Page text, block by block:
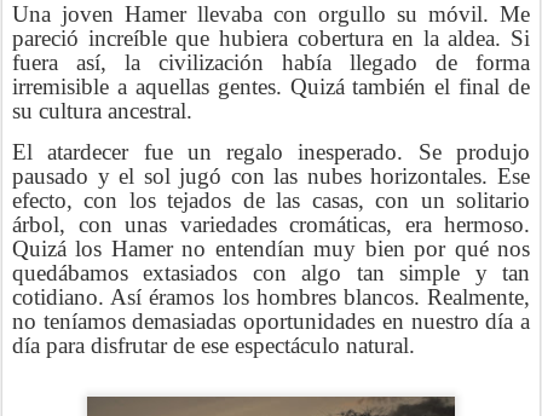
Una joven Hamer llevaba con orgullo su móvil. Me
pareció increíble que hubiera cobertura en la aldea. Si
fuera así, la civilización había llegado de forma
irremisible a aquellas gentes. Quizá también el final de
su cultura ancestral.
El atardecer fue un regalo inesperado. Se produjo
pausado y el sol jugó con las nubes horizontales. Ese
efecto, con los tejados de las casas, con un solitario
árbol, con unas variedades cromáticas, era hermoso.
Quizá los Hamer no entendían muy bien por qué nos
quedábamos extasiados con algo tan simple y tan
cotidiano. Así éramos los hombres blancos. Realmente,
no teníamos demasiadas oportunidades en nuestro día a
día para disfrutar de ese espectáculo natural.